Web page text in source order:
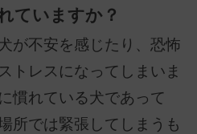
ていますか？
が不安を感じたり、恐怖
トレスになってしまいま
慣れている犬であって
所では緊張してしまうも